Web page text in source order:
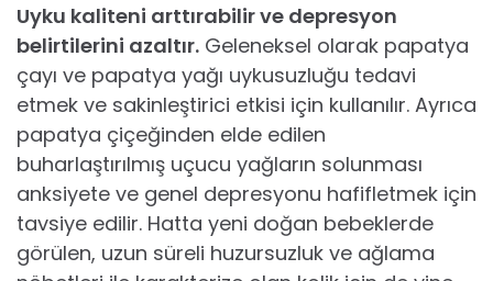
Uyku kaliteni arttırabilir ve depresyon
belirtilerini azaltır. Geleneksel olarak papatya
çayı ve papatya yağı uykusuzluğu tedavi
etmek ve sakinleştirici etkisi için kullanılır. Ayrıca
papatya çiçeğinden elde edilen
buharlaştırılmış uçucu yağların solunması
anksiyete ve genel depresyonu hafifletmek için
tavsiye edilir. Hatta yeni doğan bebeklerde
görülen, uzun süreli huzursuzluk ve ağlama